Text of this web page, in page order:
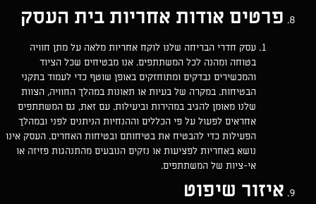
פרטים אודות אחריות בית העסק
עסק חדרי הבריחה שלנו לוקח אחריות מלאה על מתן חוויה
בטוחה ומהנה לכל המשתתפים. אנו מבטיחים שכל הציוד
והמכשירים נבדקים ומתוחזקים באופן שוטף כדי לעמוד בתקני
הבטיחות. במקרה של בעיות או תאונות במהלך החוויה, הצוות
שלנו מאומן להגיב במהירות וביעילות. עם זאת, גם המשתתפים
אחראים לפעול על פי הכללים וההנחיות הניתנים לפני ובמהלך
הפעילות כדי להבטיח את בטיחותם ובטיחות האחרים. העסק אינו
נושא באחריות לפציעות או נזקים הנובעים מהתנהגות פזיזה או
אי-ציות של המשתתפים.
איזור שיפוט